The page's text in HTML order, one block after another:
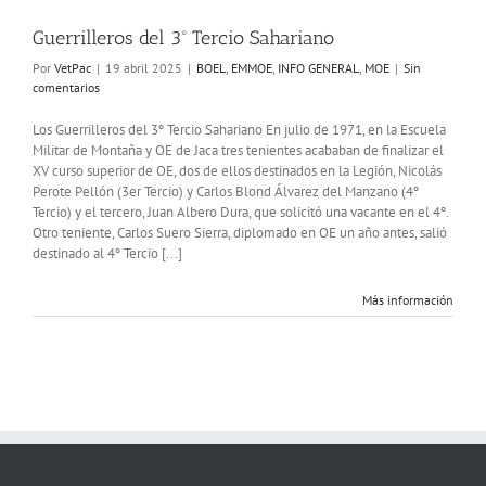
Guerrilleros del 3º Tercio Sahariano
Por VetPac | 19 abril 2025 | BOEL, EMMOE, INFO GENERAL, MOE | Sin
comentarios
Los Guerrilleros del 3º Tercio Sahariano En julio de 1971, en la Escuela
Militar de Montaña y OE de Jaca tres tenientes acababan de finalizar el
XV curso superior de OE, dos de ellos destinados en la Legión, Nicolás
Perote Pellón (3er Tercio) y Carlos Blond Álvarez del Manzano (4º
Tercio) y el tercero, Juan Albero Dura, que solicitó una vacante en el 4º.
Otro teniente, Carlos Suero Sierra, diplomado en OE un año antes, salió
destinado al 4º Tercio [...]
Más información